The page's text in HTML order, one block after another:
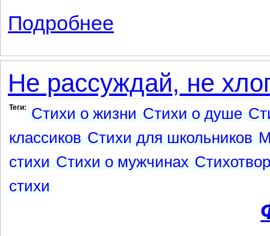
Подробнее
Не рассуждай, не
Теги: Стихи о жизни Стихи о душе
классиков Стихи для школьников
стихи Стихи о мужчинах
стихи